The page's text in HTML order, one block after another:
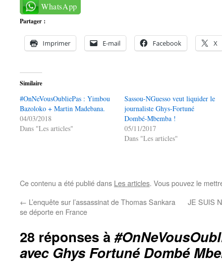
WhatsApp
Partager :
Imprimer E-mail Facebook X
Similaire
#OnNeVousOubliePas : Yimbou
Bazoloko + Martin Madebana.
04/03/2018
Dans "Les articles"
Sassou-NGuesso veut liquider le
journaliste Ghys-Fortuné
Dombé-Mbemba !
05/11/2017
Dans "Les articles"
Ce contenu a été publié dans Les articles. Vous pouvez le
← L’enquête sur l’assassinat de Thomas Sankara
se déporte en France
JE SUIS
28 réponses à
avec Ghys Fortuné Dombé